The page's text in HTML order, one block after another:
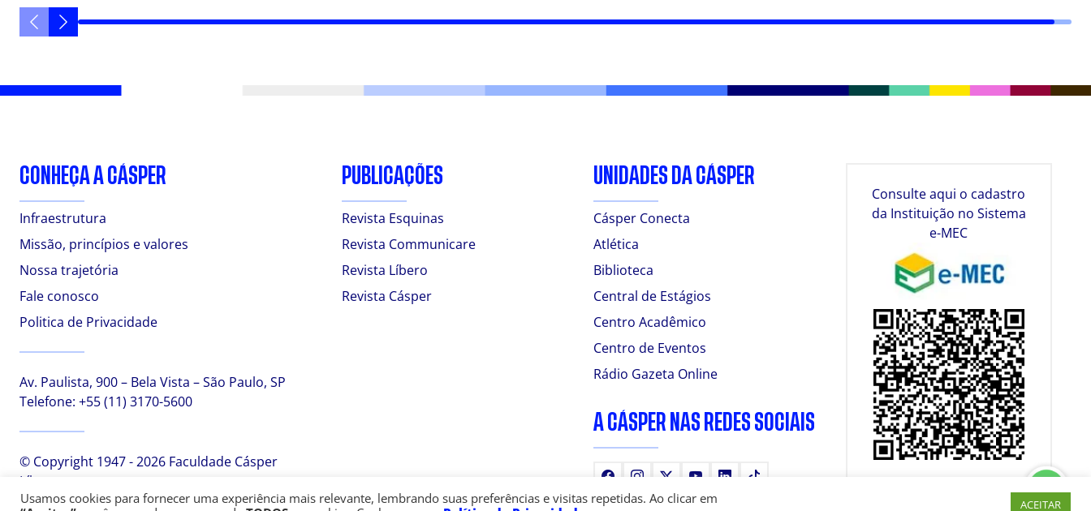
CONHEÇA A CÁSPER
Infraestrutura
Missão, princípios e valores
Nossa trajetória
Fale conosco
Politica de Privacidade
Av. Paulista, 900 – Bela Vista – São Paulo, SP
Telefone: +55 (11) 3170-5600
© Copyright 1947 - 2026 Faculdade Cásper
Líbero
PUBLICAÇÕES
Revista Esquinas
Revista Communicare
Revista Líbero
Revista Cásper
UNIDADES DA CÁSPER
Cásper Conecta
Atlética
Biblioteca
Central de Estágios
Centro Acadêmico
Centro de Eventos
Rádio Gazeta Online
A CÁSPER NAS REDES SOCIAIS
FacebookInstagram
X YoutubeLinkedInTikTok
Consulte aqui o cadastro
da Instituição no Sistema
e-MEC
Usamos cookies para fornecer uma experiência mais relevante, lembrando suas preferências e visitas repetidas. Ao clicar em
ACEITAR